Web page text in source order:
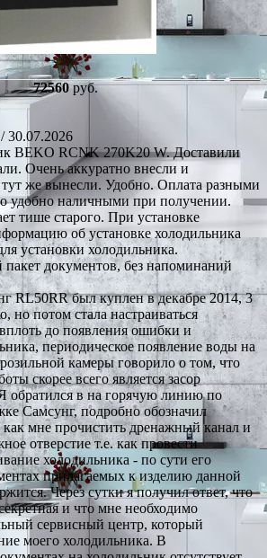
72560руб.
/ 30.07.2026
BEKO RCNK 270K20 W. Доставили
Очень аккуратно внесли и
же вынесли. Удобно. Оплата разными
удобно наличными при получении.
тише старого. При установке
об установке холодильника
установки холодильника.
документов, без напоминаний
RL50RR был куплен в декабре 2014, 3
но потом стала настраиваться
до появления ошибки и
периодическое появление воды на
камеры говорило о том, что
скорее всего является засор
обратился в на горячую линию по
Самсунг, подробно обозначил
мне прочистить дренажный канал и
отверстие т.е. как провести
холодильника - по сути его
прилагаемых к изделию данной
Через сутки я получил ответ, что
и что мне необходимо
сервисный центр, который
моего холодильника. В